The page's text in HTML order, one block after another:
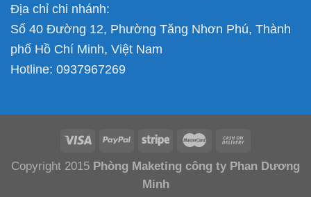
Địa chỉ chi nhánh:
Số 40 Đường 12, Phường Tăng Nhơn Phú, Thành
phố Hồ Chí Minh, Việt Nam
Hotline: 0937967269
Copyright 2015 Phòng Maketing công ty Phan Dương
Minh